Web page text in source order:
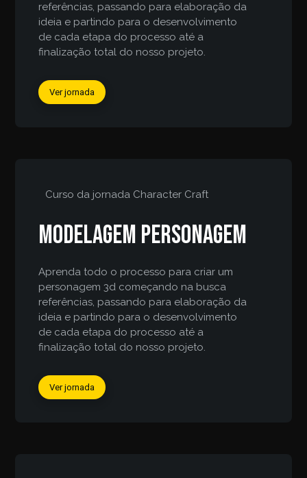
referências, passando para elaboração da
ideia e partindo para o desenvolvimento
de cada etapa do processo até a
finalização total do nosso projeto.
Ver jornada
Curso da jornada Character Craft
Modelagem personagem
Aprenda todo o processo para criar um
personagem 3d começando na busca
referências, passando para elaboração da
ideia e partindo para o desenvolvimento
de cada etapa do processo até a
finalização total do nosso projeto.
Ver jornada